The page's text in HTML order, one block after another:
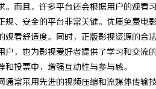
。而且，许多平台还会根据用户的观看
规、安全的平台非常关键。优质免费
观看舒适度。同时，正版影视资源的合
户，也为影视爱好者提供了学习和交
投票中，增强互动性与参与感。
通常采用先进的视频压缩和流媒体传